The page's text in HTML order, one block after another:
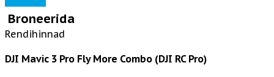
Broneerida
Rendihinnad
DJI Mavic 3 Pro Fly More Combo (DJI RC Pro)